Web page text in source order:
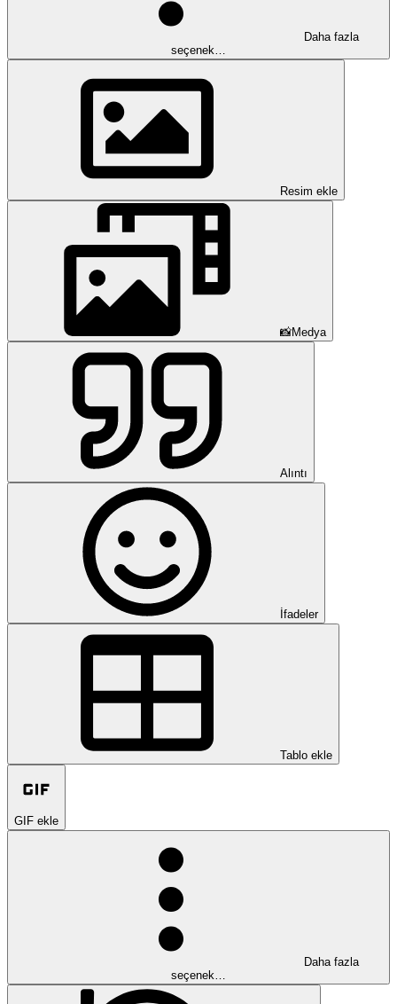
Daha fazla
seçenek…
Resim ekle
📸Medya
Alıntı
İfadeler
Tablo ekle
GIF ekle
Daha fazla
seçenek…